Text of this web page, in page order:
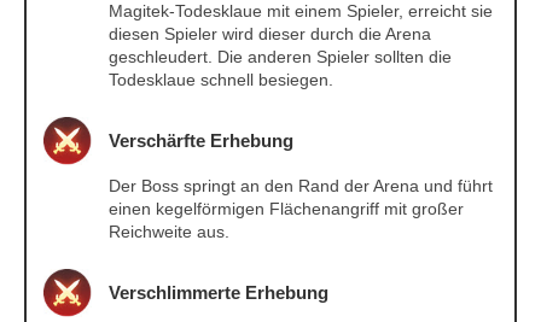
Magitek-Todesklaue mit einem Spieler, erreicht sie
diesen Spieler wird dieser durch die Arena
geschleudert. Die anderen Spieler sollten die
Todesklaue schnell besiegen.
Verschärfte Erhebung
Der Boss springt an den Rand der Arena und führt
einen kegelförmigen Flächenangriff mit großer
Reichweite aus.
Verschlimmerte Erhebung